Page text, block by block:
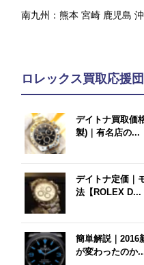
南九州：熊本 宮崎 鹿児島
ロレックス買取応援
デイトナ買取価
製)｜有名店の...
デイトナ定価｜
法【ROLEX D...
簡単解説｜2016
が変わったのか